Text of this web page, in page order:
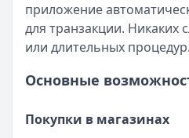
приложение
для транзакции.
или длительных процедур.
Основные
Покупки в магазинах